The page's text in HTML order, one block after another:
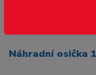
Náhradní osička